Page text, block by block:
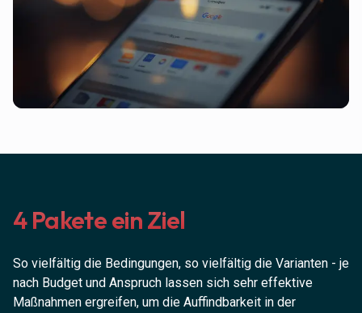
4 Pakete ein Ziel
So vielfältig die Bedingungen, so vielfältig die Varianten - je
nach Budget und Anspruch lassen sich sehr effektive
Maßnahmen ergreifen, um die Auffindbarkeit in der